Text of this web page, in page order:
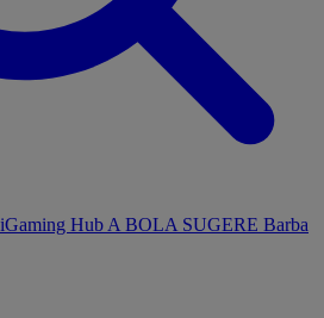
iGaming Hub A BOLA SUGERE Barba